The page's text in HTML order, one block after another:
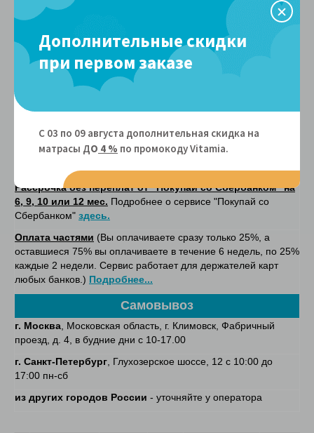
терминал для приема оплаты банковской картой.
Безналичный расчет
электронном виде после уточнения с менеджером деталей
заказа.
Он-лайн оплата
- при покупке на сайте. После оплаты, на
указанную вами электронную почту, в соответситвии с
федеральным законом № 54-ФЗ будет отправлен кассовый
Он-лайн оплата картой рассрочки Халва. Вы можете
приобрести товар в рассрочку на 4 месяца без переплат.
Рассрочка без переплат от "Покупай со Сбербанком" на
6, 9, 10 или 12 мес. Подробнее о сервисе "Покупай со
Сбербанком" здесь.
Оплата частями (Вы оплачиваете сразу только 25%, а
оставшиеся 75% вы оплачиваете в течение 6 недель, по 25%
каждые 2 недели. Сервис работает для держателей карт
любых банков.) Подробнее...
Самовывоз
г. Москва, Московская область, г. Климовск, Фабричный
проезд, д. 4, в будние дни с 10-17.00
г. Санкт-Петербург, Глухозерское шоссе, 12 с 10:00 до
17:00 пн-сб
из других городов России - уточняйте у оператора
Дополнительные скидки
при первом заказе
С 03 по 09 августа дополнительная скидка на
матрасы ДО 4 % по промокоду Vitamiа.